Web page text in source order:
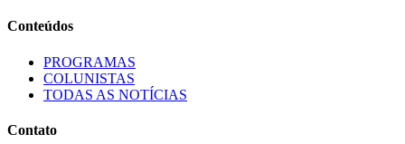
Conteúdos
PROGRAMAS
COLUNISTAS
TODAS AS NOTÍCIAS
Contato